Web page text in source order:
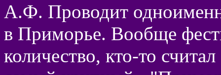
А.Ф. Проводит
в Приморье. Вообще
количество, кто-то